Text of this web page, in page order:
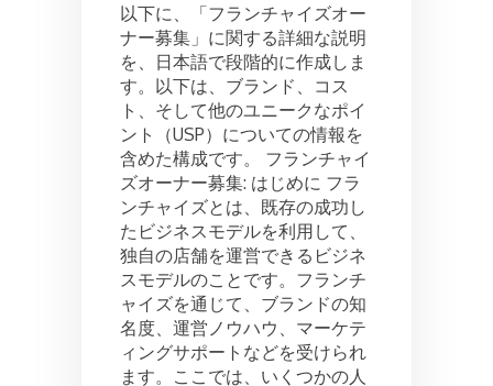
以下に、「フランチャイズオー
ナー募集」に関する詳細な説明
を、日本語で段階的に作成しま
す。以下は、ブランド、コス
ト、そして他のユニークなポイ
ント（USP）についての情報を
含めた構成です。 フランチャイ
ズオーナー募集: はじめに フラ
ンチャイズとは、既存の成功し
たビジネスモデルを利用して、
独自の店舗を運営できるビジネ
スモデルのことです。フランチ
ャイズを通じて、ブランドの知
名度、運営ノウハウ、マーケテ
ィングサポートなどを受けられ
ます。ここでは、いくつかの人